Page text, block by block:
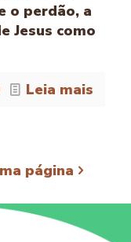
o perdão, a
Jesus como
Leia mais
página